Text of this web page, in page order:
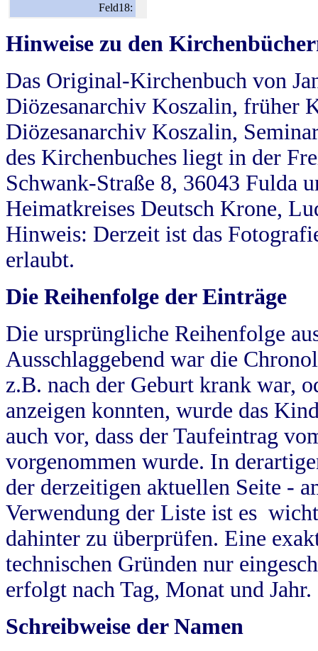
Feld18:
Hinweise zu den
Das Original-Kirchenbuch von
Diözesanarchiv Koszalin, früher
Diözesanarchiv Koszalin,
des Kirchenbuches liegt in der
Schwank-Straße 8, 36043 Fulda
Heimatkreises Deutsch Krone,
Hinweis: Derzeit ist das
erlaubt.
Die Reihenfolge der Einträge
Die ursprüngliche Reihenfolge
Ausschlaggebend war die
z.B. nach der Geburt krank war,
anzeigen konnten, wurde das
auch vor, dass der Taufeintrag
vorgenommen wurde. In
der derzeitigen aktuellen Seite -
Verwendung der Liste ist es
dahinter zu überprüfen. Eine
technischen Gründen nur
erfolgt nach Tag, Monat und Jahr.
Schreibweise der Namen